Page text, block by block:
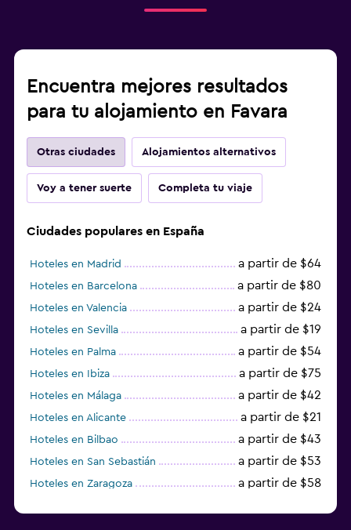
Encuentra mejores resultados
para tu alojamiento en Favara
Otras ciudades Alojamientos alternativos
Voy a tener suerte Completa tu viaje
Ciudades populares en España
Hoteles en Madrid a partir de $64
Hoteles en Barcelona a partir de $80
Hoteles en Valencia a partir de $24
Hoteles en Sevilla a partir de $19
Hoteles en Palma a partir de $54
Hoteles en Ibiza a partir de $75
Hoteles en Málaga a partir de $42
Hoteles en Alicante a partir de $21
Hoteles en Bilbao a partir de $43
Hoteles en San Sebastián a partir de $53
Hoteles en Zaragoza a partir de $58